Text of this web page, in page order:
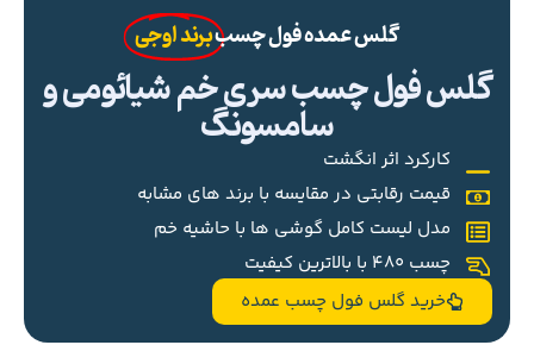
گلس عمده فول چسببرند اوجی
گلس فول چسب سری خم شیائومی و
سامسونگ
کارکرد اثر انگشت
قیمت رقابتی در مقایسه با برند های مشابه
مدل لیست کامل گوشی ها با حاشیه خم
چسب 480 با بالاترین کیفیت
خرید گلس فول چسب عمده